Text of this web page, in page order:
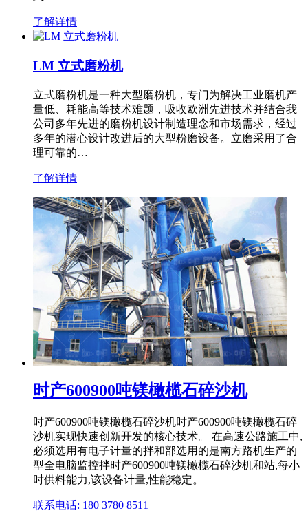
了解详情
LM 立式磨粉机
立式磨粉机是一种大型磨粉机，专门为解决工业磨机产
量低、耗能高等技术难题，吸收欧洲先进技术并结合我
公司多年先进的磨粉机设计制造理念和市场需求，经过
多年的潜心设计改进后的大型粉磨设备。立磨采用了合
理可靠的…
了解详情
时产600900吨镁橄榄石碎沙机
时产600900吨镁橄榄石碎沙机时产600900吨镁橄榄石碎
沙机实现快速创新开发的核心技术。 在高速公路施工中,
必须选用有电子计量的拌和部选用的是南方路机生产的
型全电脑监控拌时产600900吨镁橄榄石碎沙机和站,每小
时供料能力,该设备计量,性能稳定。
联系电话: 180 3780 8511